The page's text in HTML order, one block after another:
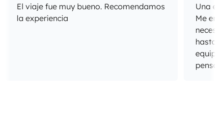
El viaje fue muy bueno. Recomendamos
la experiencia
Una
Me
hasta